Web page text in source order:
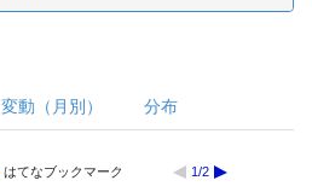
変動（月別） 分布
はてなブックマーク 1/2